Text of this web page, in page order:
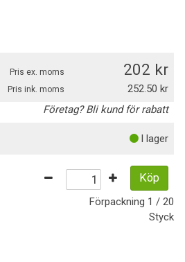
Pris ex. moms 202
Pris ink. moms
252.50
Företag? Bli kund för rabatt
I lager
Köp
Förpackning 1 / 20
Styck